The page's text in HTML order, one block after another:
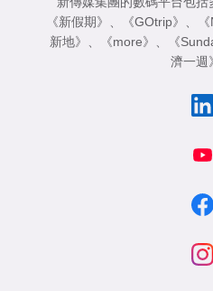
《新假期》
《GOtrip》
新地》
《more》 《
濟一週》